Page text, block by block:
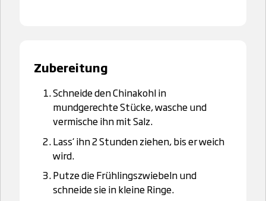
Zubereitung
Schneide den Chinakohl in
mundgerechte Stücke, wasche und
vermische ihn mit Salz.
Lass‘ ihn 2 Stunden ziehen, bis er weich
wird.
Putze die Frühlingszwiebeln und
schneide sie in kleine Ringe.